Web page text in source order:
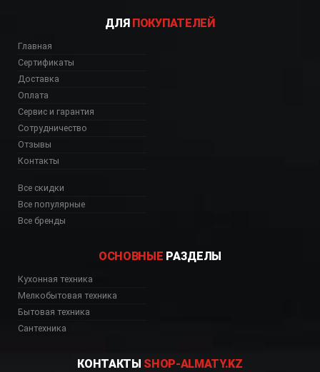
ДЛЯ ПОКУПАТЕЛЕЙ
Главная
Сертификаты
Доставка
Оплата
Сервис и гарантия
Сотрудничество
Отзывы
Контакты
Все скидки
Все популярные
Все бренды
ОСНОВНЫЕ РАЗДЕЛЫ
Кухонная техника
Мелкобытовая техника
Бытовая техника
Сантехника
КОНТАКТЫ SHOP-ALMATY.KZ